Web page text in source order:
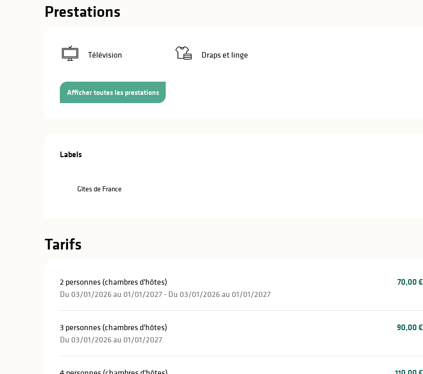
Prestations
Télévision Draps et linge
Afficher toutes les prestations
Offres de prestations
Labels
Labels
Gîtes de France
Tarifs
2 personnes (chambres d'hôtes)
Du 03/01/2026 au 01/01/2027 - Du 03/01/2026 au 01/01/2027
70,00 €
3 personnes (chambres d'hôtes)
Du 03/01/2026 au 01/01/2027
90,00 €